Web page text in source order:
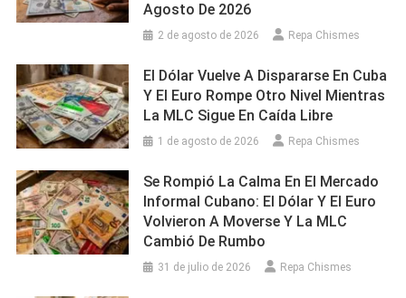
Agosto De 2026
2 de agosto de 2026 Repa Chismes
El Dólar Vuelve A Dispararse En Cuba
Y El Euro Rompe Otro Nivel Mientras
La MLC Sigue En Caída Libre
1 de agosto de 2026 Repa Chismes
Se Rompió La Calma En El Mercado
Informal Cubano: El Dólar Y El Euro
Volvieron A Moverse Y La MLC
Cambió De Rumbo
31 de julio de 2026 Repa Chismes